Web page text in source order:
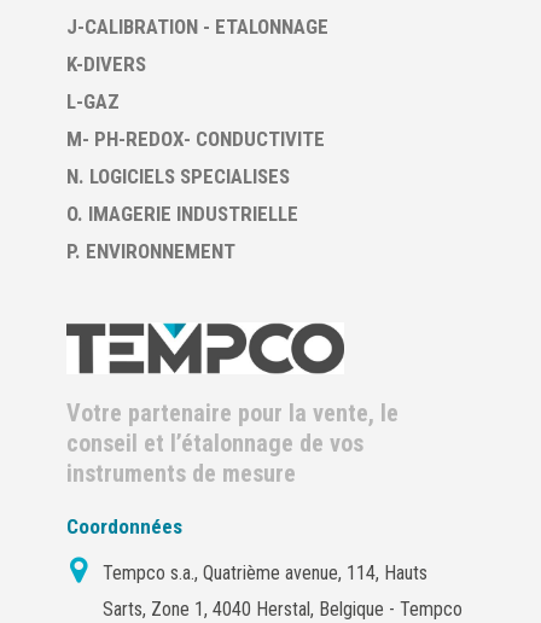
J-CALIBRATION - ETALONNAGE
K-DIVERS
L-GAZ
M- PH-REDOX- CONDUCTIVITE
N. LOGICIELS SPECIALISES
O. IMAGERIE INDUSTRIELLE
P. ENVIRONNEMENT
Votre partenaire pour la vente, le
conseil et l’étalonnage de vos
instruments de mesure
Coordonnées
Tempco s.a., Quatrième avenue, 114, Hauts
Sarts, Zone 1, 4040 Herstal, Belgique - Tempco